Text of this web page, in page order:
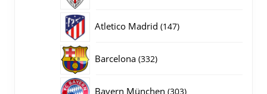
Atletico Madrid 147147
Barcelona 332332
Bayern München 303303